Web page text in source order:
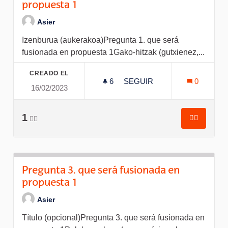
propuesta 1
Asier
Izenburua (aukerakoa)Pregunta 1. que será
fusionada en propuesta 1Gako-hitzak (gutxienez,...
CREADO EL
16/02/2023
6 6 SEGUIDORAS
SEGUIR
0
1 👍🏽
👍🏽
Pregunta 3. que será fusionada en
propuesta 1
Asier
Título (opcional)Pregunta 3. que será fusionada en